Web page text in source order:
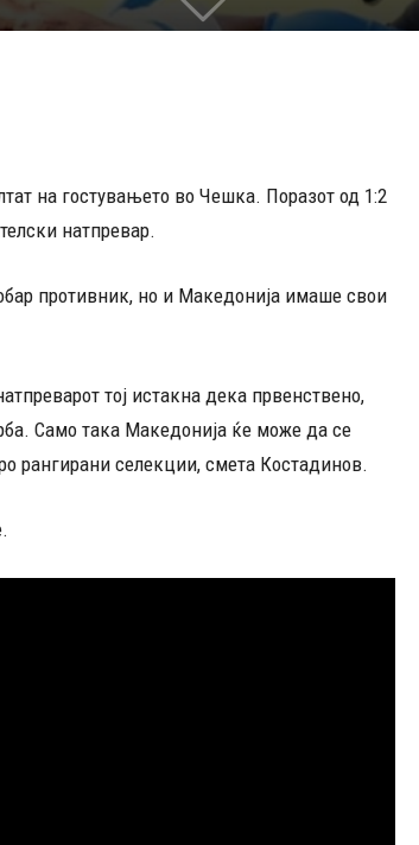
на гостувањето во Чешка. Поразот од 1:2
натпревар.
противник, но и Македонија имаше свои
тој истакна дека првенствено,
Само така Македонија ќе може да се
рангирани селекции, смета Костадинов.